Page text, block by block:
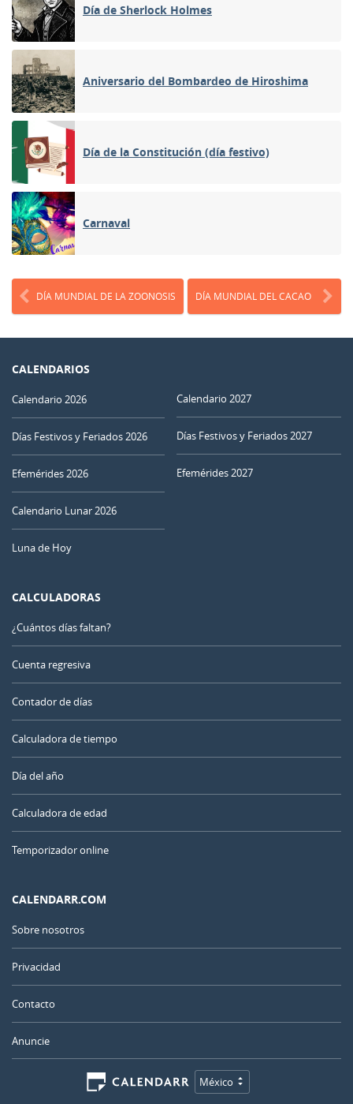
Día de Sherlock Holmes
Aniversario del Bombardeo de Hiroshima
Día de la Constitución (día festivo)
Carnaval
DÍA MUNDIAL DE LA ZOONOSIS DÍA MUNDIAL DEL CACAO
CALENDARIOS
Calendario 2026
Días Festivos y Feriados 2026
Efemérides 2026
Calendario Lunar 2026
Luna de Hoy
Calendario 2027
Días Festivos y Feriados 2027
Efemérides 2027
CALCULADORAS
¿Cuántos días faltan?
Cuenta regresiva
Contador de días
Calculadora de tiempo
Día del año
Calculadora de edad
Temporizador online
CALENDARR.COM
Sobre nosotros
Privacidad
Contacto
Anuncie
México